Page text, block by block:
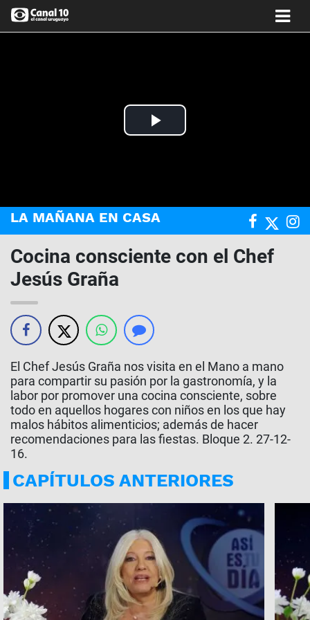
Play
LA MAÑANA EN CASA
Cocina consciente con el Chef
Jesús Graña
El Chef Jesús Graña nos visita en el Mano a mano
para compartir su pasión por la gastronomía, y la
labor por promover una cocina consciente, sobre
todo en aquellos hogares con niños en los que hay
malos hábitos alimenticios; además de hacer
recomendaciones para las fiestas. Bloque 2. 27-12-
16.
CAPÍTULOS ANTERIORES